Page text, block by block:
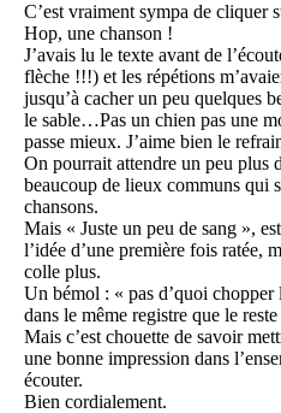
C’est vraiment sympa de cliquer
Hop, une chanson !
J’avais lu le texte avant de
flèche !!!) et les répétions
jusqu’à cacher un peu quelques
le sable…Pas un chien pas une
passe mieux. J’aime bien le
On pourrait attendre un peu plus
beaucoup de lieux communs qui
chansons.
Mais « Juste un peu de sang »,
l’idée d’une première fois ratée,
colle plus.
Un bémol : « pas d’quoi chopper
dans le même registre que le
Mais c’est chouette de savoir
une bonne impression dans
écouter.
Bien cordialement.